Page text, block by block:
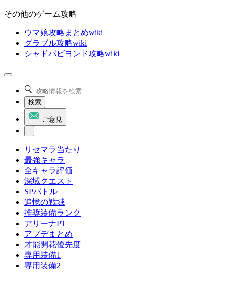
その他のゲーム攻略
ウマ娘攻略まとめwiki
グラブル攻略wiki
シャドバビヨンド攻略wiki
検索
ご意見
リセマラ当たり
最強キャラ
全キャラ評価
深域クエスト
SPバトル
追憶の戦域
推奨装備ランク
アリーナPT
アプデまとめ
才能開花優先度
専用装備1
専用装備2